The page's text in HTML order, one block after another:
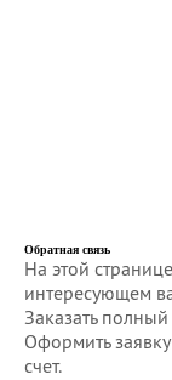
Обратная связь
На этой
интересующем
Заказать
Оформить
счет.